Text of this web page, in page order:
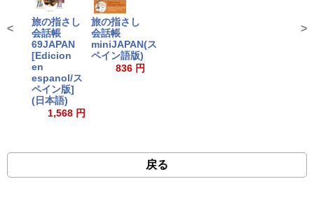
旅の指さし
会話帳
69JAPAN
[Edicion
en
espanol/ス
ペイン版]
(日本語)
1,568 円
旅の指さし
会話帳
miniJAPAN(ス
ペイン語版)
836 円
< >
戻る